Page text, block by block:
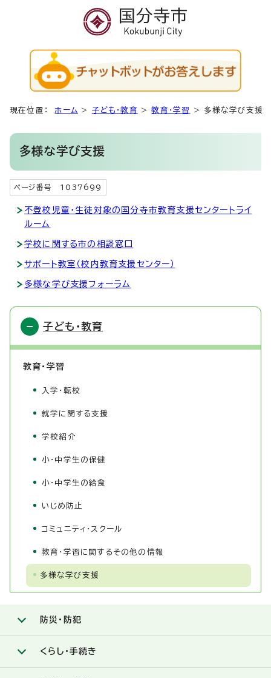
現在位置： ホーム > 子ども・教育 >教育・学習 >多様な学び支援
多様な学び支援
ページ番号 1037699
不登校児童・生徒対象の国分寺市教育支援センタートライ
ルーム
学校に関する市の相談窓口
サポート教室（校内教育支援センター）
多様な学び支援フォーラム
子ども・教育
教育・学習
入学・転校
就学に関する支援
学校紹介
小・中学生の保健
小・中学生の給食
いじめ防止
コミュニティ・スクール
教育・学習に関するその他の情報
多様な学び支援
防災・防犯
くらし・手続き